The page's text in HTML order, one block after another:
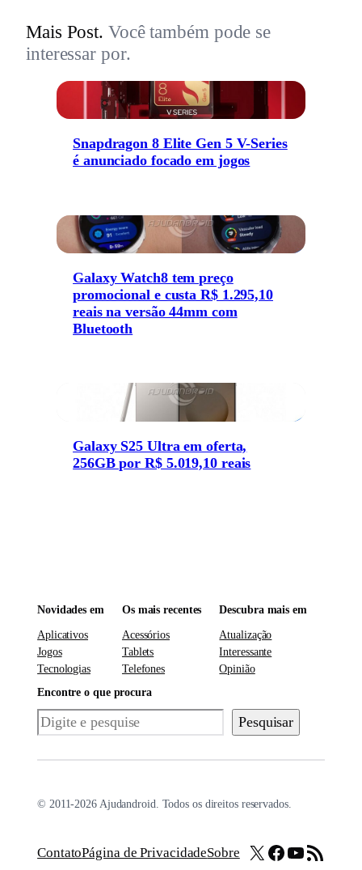
Mais Post. Você também pode se
interessar por.
Snapdragon 8 Elite Gen 5 V-Series
é anunciado focado em jogos
Galaxy Watch8 tem preço
promocional e custa R$ 1.295,10
reais na versão 44mm com
Bluetooth
Galaxy S25 Ultra em oferta,
256GB por R$ 5.019,10 reais
Novidades em
Aplicativos
Jogos
Tecnologias
Os mais recentes
Acessórios
Tablets
Telefones
Descubra mais em
Atualização
Interessante
Opinião
Encontre o que procura
Pesquisar Pesquisar
© 2011-2026 Ajudandroid. Todos os direitos reservados.
ContatoPágina de PrivacidadeSobre X Facebook
Youtube
Feed RSS